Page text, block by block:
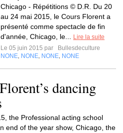
Chicago - Répétitions © D.R. Du 20
au 24 mai 2015, le Cours Florent a
présenté comme spectacle de fin
d'année, Chicago, le...
Lire la suite
Le 05 juin 2015 par
Bullesdeculture
NONE NONE NONE NONE
dancing
the Professional acting school
end of the year show, Chicago, the